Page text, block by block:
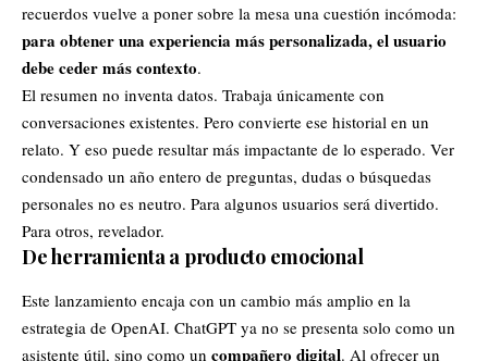
recuerdos vuelve a poner sobre la mesa una cuestión incómoda:
para obtener una experiencia más personalizada, el usuario
debe ceder más contexto.
El resumen no inventa datos. Trabaja únicamente con
conversaciones existentes. Pero convierte ese historial en un
relato. Y eso puede resultar más impactante de lo esperado. Ver
condensado un año entero de preguntas, dudas o búsquedas
personales no es neutro. Para algunos usuarios será divertido.
Para otros, revelador.
De herramienta a producto emocional
Este lanzamiento encaja con un cambio más amplio en la
estrategia de OpenAI. ChatGPT ya no se presenta solo como un
asistente útil, sino como un compañero digital. Al ofrecer un